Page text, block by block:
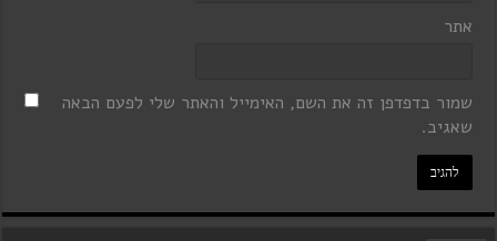
אתר
שמור בדפדפן זה את השם, האימייל והאתר שלי לפעם הבאה
שאגיב.